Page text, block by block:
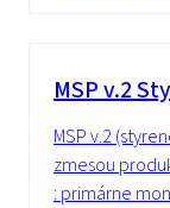
MSP v.2
MSP v.2
zmesou
: primárne